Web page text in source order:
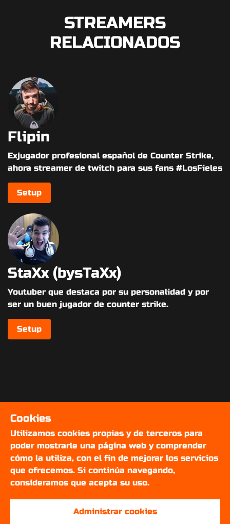
STREAMERS
RELACIONADOS
Flipin
Exjugador profesional español de Counter Strike,
ahora streamer de twitch para sus fans #LosFieles
Setup
StaXx (bysTaXx)
Youtuber que destaca por su personalidad y por
ser un buen jugador de counter strike.
Setup
Cookies
Utilizamos cookies propias y de terceros para
poder mostrarle una página web y comprender
cómo la utiliza, con el fin de mejorar los servicios
que ofrecemos. Si continúa navegando,
consideramos que acepta su uso.
Administrar cookies